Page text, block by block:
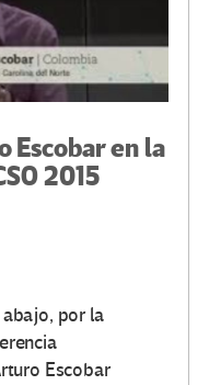
Escobar en la
2015
por la
Escobar